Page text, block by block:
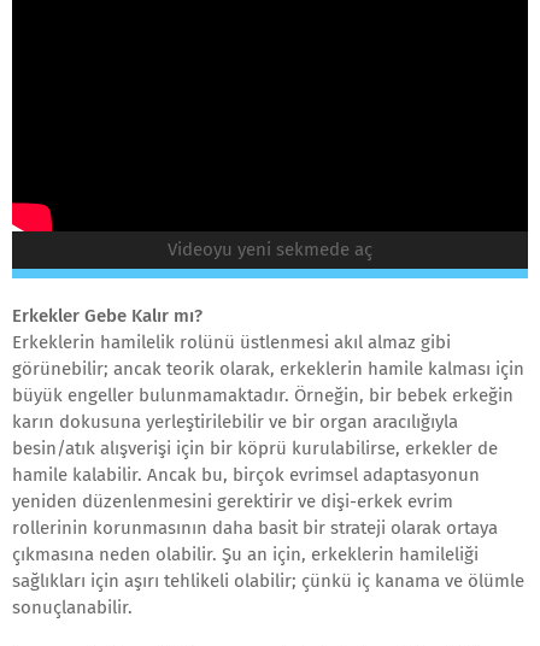
Videoyu yeni sekmede aç
Erkekler Gebe Kalır mı?
Erkeklerin hamilelik rolünü üstlenmesi akıl almaz gibi
görünebilir; ancak teorik olarak, erkeklerin hamile kalması için
büyük engeller bulunmamaktadır. Örneğin, bir bebek erkeğin
karın dokusuna yerleştirilebilir ve bir organ aracılığıyla
besin/atık alışverişi için bir köprü kurulabilirse, erkekler de
hamile kalabilir. Ancak bu, birçok evrimsel adaptasyonun
yeniden düzenlenmesini gerektirir ve dişi-erkek evrim
rollerinin korunmasının daha basit bir strateji olarak ortaya
çıkmasına neden olabilir. Şu an için, erkeklerin hamileliği
sağlıkları için aşırı tehlikeli olabilir; çünkü iç kanama ve ölümle
sonuçlanabilir.